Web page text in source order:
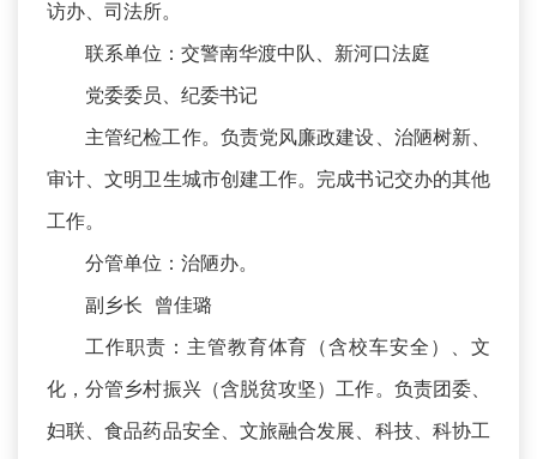
访办、司法所。
联系单位：交警南华渡中队、新河口法庭
党委委员、纪委书记
主管纪检工作。负责党风廉政建设、治陋树新、
审计、文明卫生城市创建工作。完成书记交办的其他
工作。
分管单位：治陋办。
副乡长 曾佳璐
工作职责：主管教育体育（含校车安全）、文
化，分管乡村振兴（含脱贫攻坚）工作。负责团委、
妇联、食品药品安全、文旅融合发展、科技、科协工